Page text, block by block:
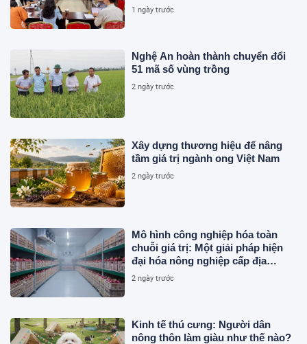
1 ngày trước
Nghệ An hoàn thành chuyển đổi
51 mã số vùng trồng
2 ngày trước
Xây dựng thương hiệu để nâng
tầm giá trị ngành ong Việt Nam
2 ngày trước
Mô hình công nghiệp hóa toàn
chuỗi giá trị: Một giải pháp hiện
đại hóa nông nghiệp cấp địa
phương tại Việt Nam
2 ngày trước
Kinh tế thú cưng: Người dân
nông thôn làm giàu như thế nào?